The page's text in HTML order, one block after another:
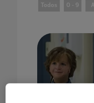
Todos 0 - 9 A